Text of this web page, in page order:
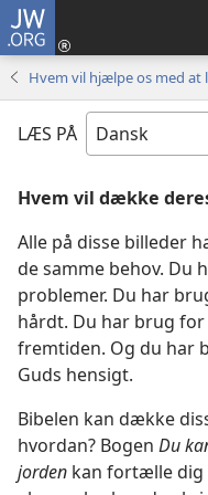
JW.ORG
Hvem vil hjælpe os med at
LÆS PÅ
Hvem vil dække
Alle på disse billeder
de samme behov. Du
problemer. Du har
hårdt. Du har brug
fremtiden. Og du har
Guds hensigt.
Bibelen kan dække
hvordan? Bogen Du
jorden kan fortælle dig